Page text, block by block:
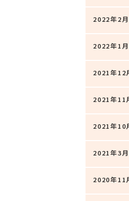
2022年2月
2022年1月
2021年12
2021年11
2021年10
2021年3月
2020年11